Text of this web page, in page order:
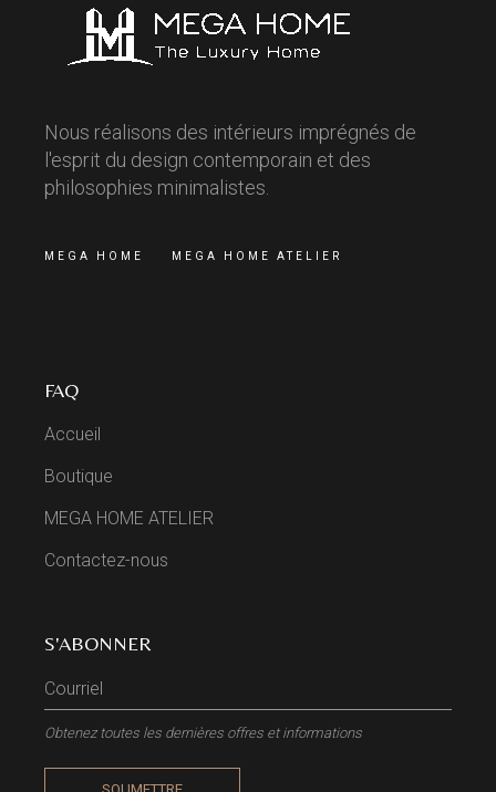
Nous réalisons des intérieurs imprégnés de
l'esprit du design contemporain et des
philosophies minimalistes.
MEGA HOME MEGA HOME ATELIER
FAQ
Accueil
Boutique
MEGA HOME ATELIER
Contactez-nous
S'ABONNER
Obtenez toutes les dernières offres et informations